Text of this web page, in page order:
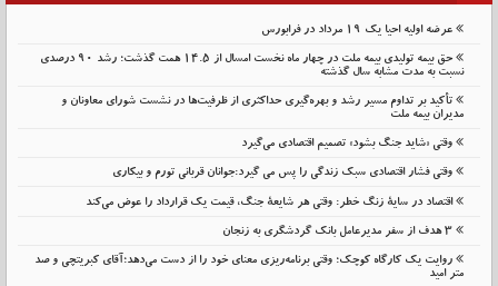
عرضه اولیه احیا یک ۱۹ مرداد در فرابورس
حق بیمه تولیدی بیمه ملت در چهار ماه نخست امسال از 14.5 همت گذشت؛ رشد 90 درصدی
نسبت به مدت مشابه سال گذشته
تأکید بر تداوم مسیر رشد و بهره‌گیری حداکثری از ظرفیت‌ها در نشست شورای معاونان و
مدیران بیمه ملت
وقتی «شاید جنگ بشود» تصمیم اقتصادی می‌گیرد
وقتی فشار اقتصادی سبک زندگی را پس می گیرد:جوانان قربانی تورم و بیکاری
اقتصاد در سایهٔ زنگ خطر: وقتی هر شایعهٔ جنگ، قیمت یک قرارداد را عوض می‌کند
۳ هدف از سفر مدیرعامل بانک گردشگری به زنجان
روایت یک کارگاه کوچک؛ وقتی برنامه‌ریزی معنای خود را از دست می‌دهد؛آقای کبریتچی و صد
متر امید